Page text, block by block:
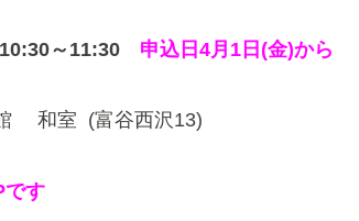
～11:30 申込日4月1日(金)から
和室 (富谷西沢13)
です